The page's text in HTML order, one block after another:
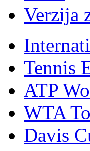
Verzija
Tennis
ATP
WTA
Davis